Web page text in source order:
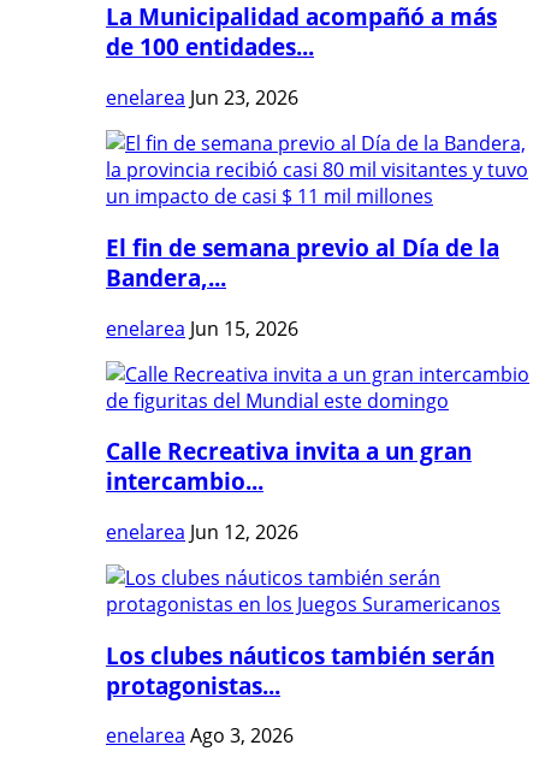
La Municipalidad acompañó a más
de 100 entidades...
enelarea Jun 23, 2026
El fin de semana previo al Día de la
Bandera,...
enelarea Jun 15, 2026
Calle Recreativa invita a un gran
intercambio...
enelarea Jun 12, 2026
Los clubes náuticos también serán
protagonistas...
enelarea Ago 3, 2026